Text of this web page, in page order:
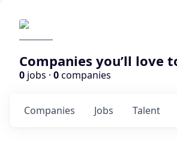
Companies you’ll love
0 jobs · 0companies
Jobs
Companies Talent